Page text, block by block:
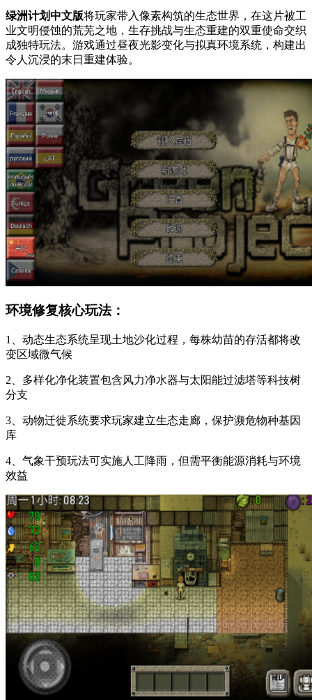
绿洲计划中文版将玩家带入像素构筑的生态世界，在这片被工
业文明侵蚀的荒芜之地，生存挑战与生态重建的双重使命交织
成独特玩法。游戏通过昼夜光影变化与拟真环境系统，构建出
令人沉浸的末日重建体验。
环境修复核心玩法：
1、动态生态系统呈现土地沙化过程，每株幼苗的存活都将改
变区域微气候
2、多样化净化装置包含风力净水器与太阳能过滤塔等科技树
分支
3、动物迁徙系统要求玩家建立生态走廊，保护濒危物种基因
库
4、气象干预玩法可实施人工降雨，但需平衡能源消耗与环境
效益